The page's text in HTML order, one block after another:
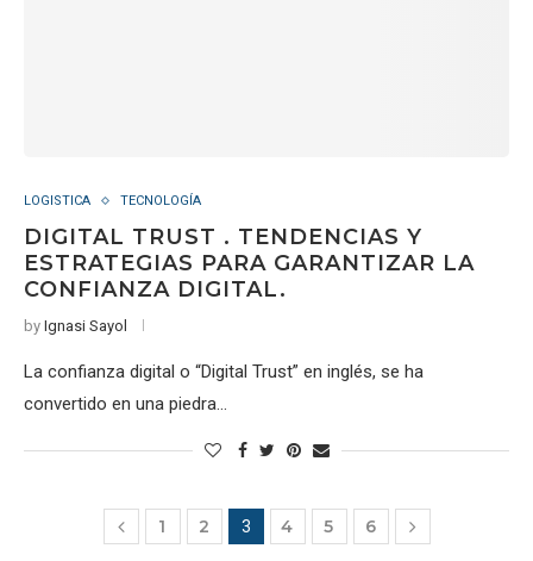
LOGISTICA TECNOLOGÍA
DIGITAL TRUST . TENDENCIAS Y
ESTRATEGIAS PARA GARANTIZAR LA
CONFIANZA DIGITAL.
by Ignasi Sayol
La confianza digital o “Digital Trust” en inglés, se ha
convertido en una piedra…
1 2 3 4 5 6